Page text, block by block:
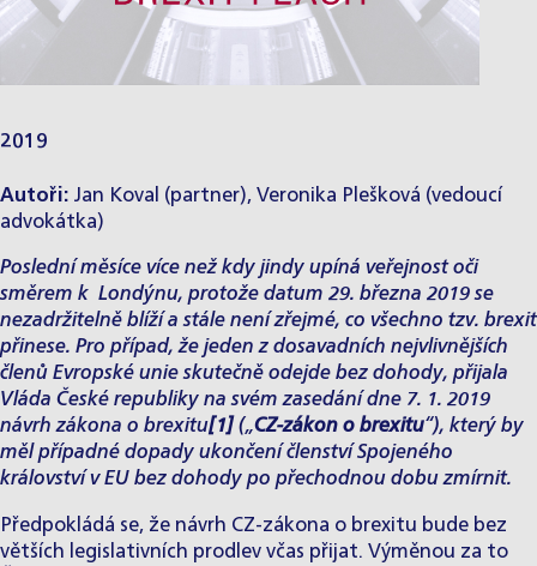
2019
Autoři: Jan Koval (partner), Veronika Plešková (vedoucí
advokátka)
Poslední měsíce více než kdy jindy upíná veřejnost oči
směrem k Londýnu, protože datum 29. března 2019 se
nezadržitelně blíží a stále není zřejmé, co všechno tzv. brexit
přinese. Pro případ, že jeden z dosavadních nejvlivnějších
členů Evropské unie skutečně odejde bez dohody, přijala
Vláda České republiky na svém zasedání dne 7. 1. 2019
návrh zákona o brexitu[1] („CZ-zákon o brexitu“), který by
měl případné dopady ukončení členství Spojeného
království v EU bez dohody po přechodnou dobu zmírnit.
Předpokládá se, že návrh CZ-zákona o brexitu bude bez
větších legislativních prodlev včas přijat. Výměnou za to